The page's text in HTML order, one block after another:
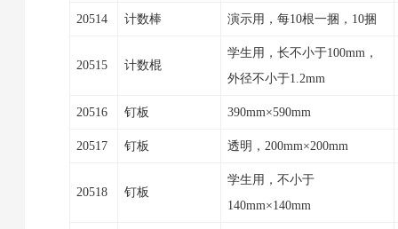
20514 计数棒 演示用，每10根一捆，10捆
20515 计数棍
学生用，长不小于100mm，
外径不小于1.2mm
20516 钉板 390mm×590mm
20517 钉板 透明，200mm×200mm
20518 钉板
学生用，不小于
140mm×140mm